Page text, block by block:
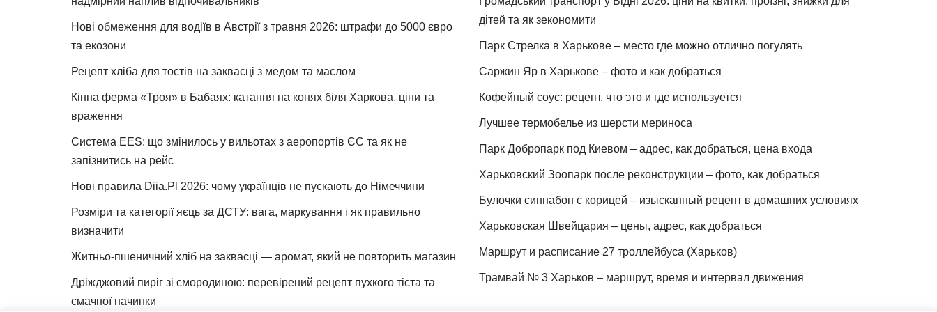
Нові обмеження для водіїв в Австрії з травня 2026: штрафи до 5000 євро
та екозони
Рецепт хліба для тостів на заквасці з медом та маслом
Кінна ферма «Троя» в Бабаях: катання на конях біля Харкова, ціни та
враження
Система EES: що змінилось у вильотах з аеропортів ЄС та як не
запізнитись на рейс
Нові правила Diia.Pl 2026: чому українців не пускають до Німеччини
Розміри та категорії яєць за ДСТУ: вага, маркування і як правильно
визначити
Житньо-пшеничний хліб на заквасці — аромат, який не повторить магазин
Дріжджовий пиріг зі смородиною: перевірений рецепт пухкого тіста та
смачної начинки
дітей та як зекономити
Парк Стрелка в Харькове – место где можно отлично погулять
Саржин Яр в Харькове – фото и как добраться
Кофейный соус: рецепт, что это и где используется
Лучшее термобелье из шерсти мериноса
Парк Добропарк под Киевом – адрес, как добраться, цена входа
Харьковский Зоопарк после реконструкции – фото, как добраться
Булочки синнабон с корицей – изысканный рецепт в домашних условиях
Харьковская Швейцария – цены, адрес, как добраться
Маршрут и расписание 27 троллейбуса (Харьков)
Трамвай № 3 Харьков – маршрут, время и интервал движения